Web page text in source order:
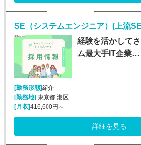
SE（システムエンジニア）(上流
経験を活かして
ム最大手IT企業…
[勤務形態]紹介
[勤務地] 東京都 港区
[月収]416,600円～
詳細を見る